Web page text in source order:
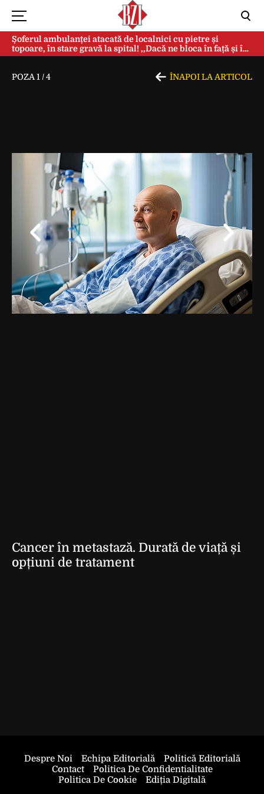
Șoferul ambulanței atacată de localnici cu pietre și
topoare, în stare gravă la spital! ,,Dacă ne bloca în față și în
spate, ne omorau…”
POZA 1 /4 ÎNAPOI LA ARTICOL
Cancer în metastază. Durată de viață și
opțiuni de tratament
Despre Noi Echipa Editorială
Politică Editorială
Contact
Politica De Confidentialitate
Politica De Cookie
Ediția Digitală